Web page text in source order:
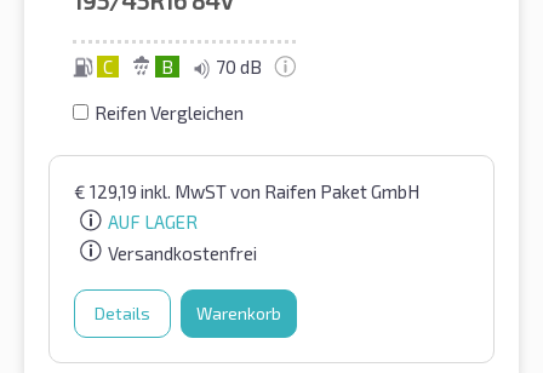
C B 70 dB
Reifen Vergleichen
€ 129,19 inkl. MwSTvon Raifen Paket GmbH
AUF LAGER
Versandkostenfrei
Details Warenkorb